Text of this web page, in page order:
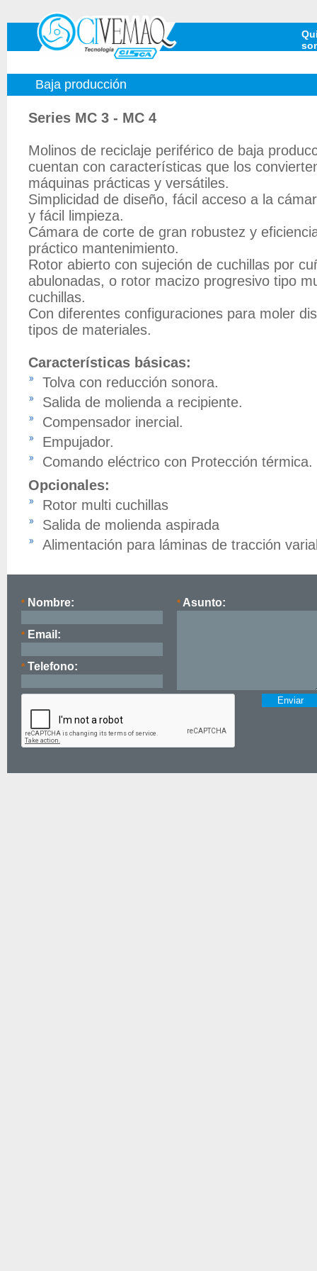
Baja producción
Series MC 3 - MC 4
Molinos de reciclaje periférico de baja
cuentan con características que los
máquinas prácticas y versátiles.
Simplicidad de diseño, fácil acceso a la
y fácil limpieza.
Cámara de corte de gran robustez y
práctico mantenimiento.
Rotor abierto con sujeción de cuchillas por
abulonadas, o rotor macizo progresivo tipo
cuchillas.
Con diferentes configuraciones para moler
tipos de materiales.
Características básicas:
Tolva con reducción sonora.
Salida de molienda a recipiente.
Compensador inercial.
Empujador.
Comando eléctrico con Protección térmica.
Opcionales:
Rotor multi cuchillas
Salida de molienda aspirada
Alimentación para láminas de tracción
* Nombre:
* Email:
* Telefono:
* Asunto: